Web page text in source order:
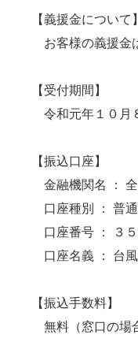
【義援金について】
お客様の義援金
【受付期間】
令和元年１０月
【振込口座】
金融機関名
：
口座種別 ：
普
口座番号 ：
３
口座名義 ： 台
【振込手数料】
無料（窓口の場